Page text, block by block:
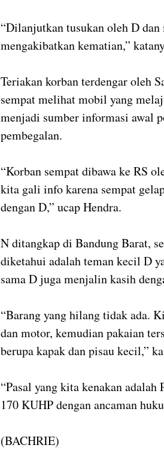
“Dilanjutkan tusukan oleh D
mengakibatkan kematian,”
Teriakan korban terdengar oleh
sempat melihat mobil yang
menjadi sumber informasi awal
pembegalan.
“Korban sempat dibawa ke RS
kita gali info karena sempat
dengan D,” ucap Hendra.
N ditangkap di Bandung Barat,
diketahui adalah teman kecil D
sama D juga menjalin kasih
“Barang yang hilang tidak ada.
dan motor, kemudian pakaian
berupa kapak dan pisau kecil,”
“Pasal yang kita kenakan
170 KUHP dengan ancaman
(BACHRIE)